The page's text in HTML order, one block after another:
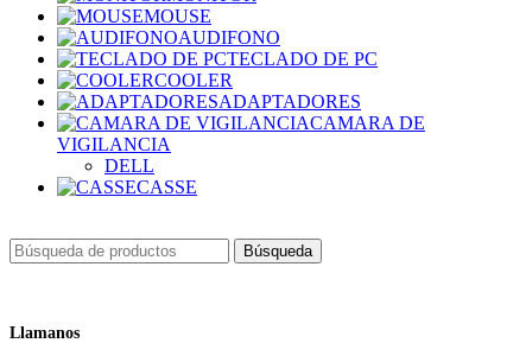
MOUSE
AUDIFONO
TECLADO DE PC
COOLER
ADAPTADORES
CAMARA DE
VIGILANCIA
DELL
CASSE
Búsqueda
Llamanos